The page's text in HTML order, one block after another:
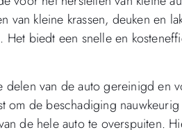
van kleine krassen, deuken en
biedt een snelle en
van de auto gereinigd en
om de beschadiging
de hele auto te overspuiten.